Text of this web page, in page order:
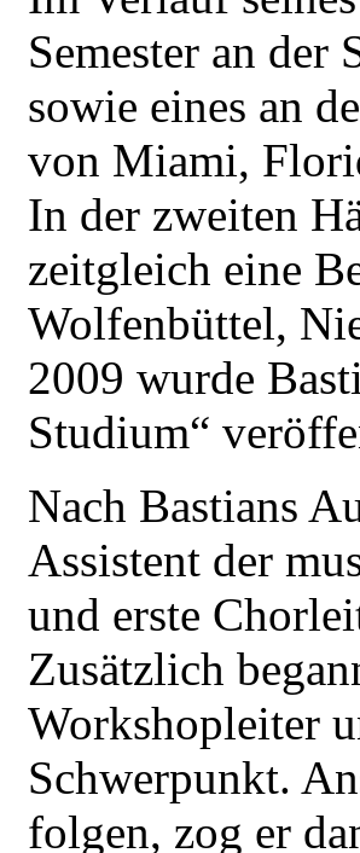
Semester an
sowie eines an
von Miami,
In der zweiten
zeitgleich eine
Wolfenbüttel,
2009 wurde
Studium“
Nach Bastians
Assistent der
und erste
Zusätzlich
Workshopleiter
Schwerpunkt.
folgen, zog er